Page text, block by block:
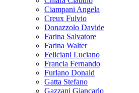
Ciampani Angela
Creux Fulvio
Donazzolo Davide
Farina Salvatore
Farina Walter
Feliciani Luciano
Francia Fernando
Furlano Donald
Gatta Stefano
Gazzani Giancarlo